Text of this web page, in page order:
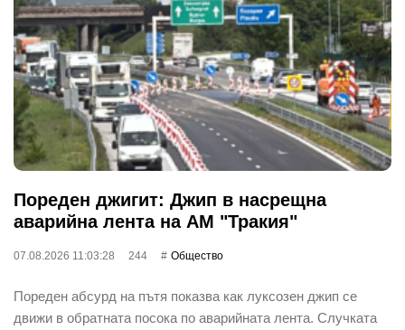
Пореден джигит: Джип в насрещна
аварийна лента на АМ "Тракия"
07.08.2026 11:03:28 244 Общество
Пореден абсурд на пътя показва как луксозен джип се
движи в обратната посока по аварийната лента. Случката